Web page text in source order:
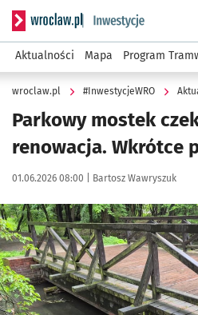
Serwis informacyjny wroclaw.pl
Aktualności Mapa Program
wroclaw.pl #InwestycjeWRO
Parkowy mostek
renowacja. Wkrótce
Data publikacji:
01.06.2026 08:00 | Autor:
Bartosz Wawryszuk
Kliknij, aby powiększyć